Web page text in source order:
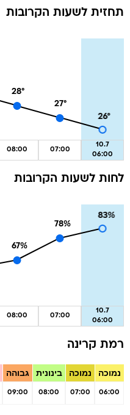
תחזית לשעות הקרובות
26°
10.7
06:00
27°
07:00
28°
08:00
לחות לשעות הקרובות
83%
10.7
06:00
78%
07:00
67%
08:00
רמת קרינה
נמוכה
06:00
נמוכה
07:00
בינונית
08:00
גבוהה
09:00